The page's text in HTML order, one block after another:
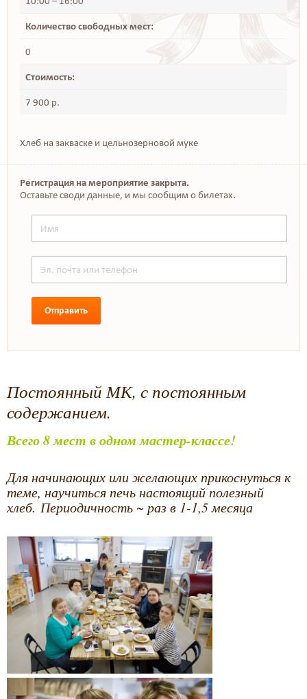
Количество свободных мест:
0
Стоимость:
7 900 р.
Хлеб на закваске и цельнозерновой муке
Регистрация на мероприятие закрыта.
Оставьте своди данные, и мы сообщим о билетах.
Отправить
Постоянный МК, с постоянным
содержанием.
Всего 8 мест в одном мастер-классе!
Для начинающих или желающих прикоснуться к
теме, научиться печь настоящий полезный
хлеб. Периодичность ~ раз в 1-1,5 месяца